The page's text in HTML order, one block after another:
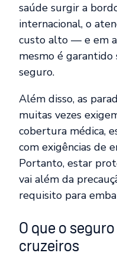
saúde surgir a
internacional, o
custo alto — e em
mesmo é garantido
seguro.
Além disso, as
muitas vezes
cobertura médica,
com exigências de
Portanto, estar
vai além da
requisito para
O que o
cruzeiros